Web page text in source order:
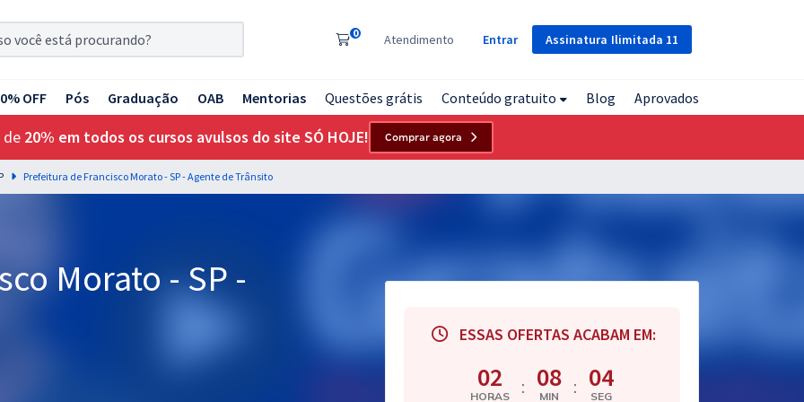
Assinatura Ilimitada 11
0 Atendimento Entrar
OFF Pós Graduação OAB Mentorias Questões grátis Conteúdo gratuito Blog Aprovados
de 20% em todos os cursos avulsos do site SÓ HOJE! Comprar agora
Prefeitura de Francisco Morato - SP - Agente de Trânsito
Morato - SP -
ESSAS OFERTAS ACABAM EM:
02
HORAS : 08
MIN : 03
SEG